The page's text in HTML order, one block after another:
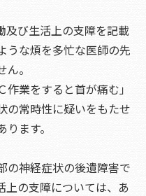
及び生活上の支障を記載
うな煩を多忙な医師の先
。
業をすると首が痛む」
の常時性に疑いをもたせ
ます。
の神経症状の後遺障害で
上の支障については、あ